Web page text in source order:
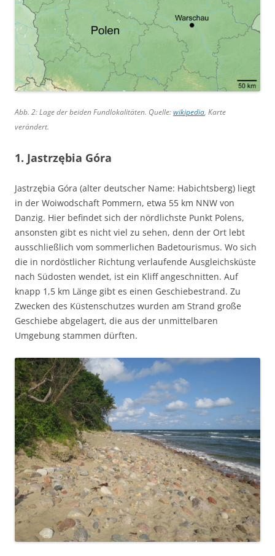
Abb. 2: Lage der beiden Fundlokalitäten. Quelle:wikipedia, Karte
verändert.
1. Jastrzębia Góra
Jastrzębia Góra (alter deutscher Name: Habichtsberg) liegt
in der Woiwodschaft Pommern, etwa 55 km NNW von
Danzig. Hier befindet sich der nördlichste Punkt Polens,
ansonsten gibt es nicht viel zu sehen, denn der Ort lebt
ausschließlich vom sommerlichen Badetourismus. Wo sich
die in nordöstlicher Richtung verlaufende Ausgleichsküste
nach Südosten wendet, ist ein Kliff angeschnitten. Auf
knapp 1,5 km Länge gibt es einen Geschiebestrand. Zu
Zwecken des Küstenschutzes wurden am Strand große
Geschiebe abgelagert, die aus der unmittelbaren
Umgebung stammen dürften.